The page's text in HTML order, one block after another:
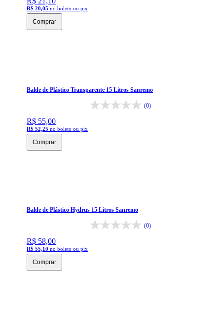
R$ 20,05 no boleto ou pix
Comprar
Balde de Plástico Transparente 15 Litros Sanremo
(0)
R$ 55,00
R$ 52,25 no boleto ou pix
Comprar
Balde de Plástico Hydrus 15 Litros Sanremo
(0)
R$ 58,00
R$ 55,10 no boleto ou pix
Comprar